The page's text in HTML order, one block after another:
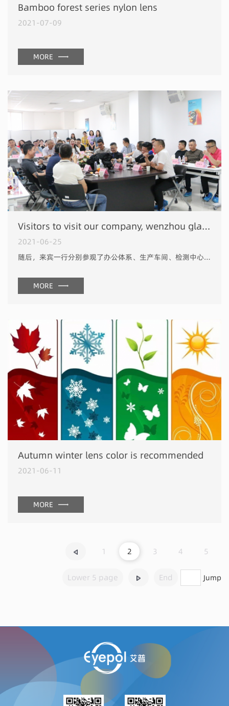
Bamboo forest series nylon lens
2021-07-09
MORE
Visitors to visit our company, wenzhou glasses chamber of commerce exchange experience go forward hand in hand
2021-06-25
随后，来宾一行分别参观了办公体系、生产车间、检测中心等相关功能区域，并在以吴建选副总经理为代表的陪同人员下逐一了解公司近年来在产品类别、科研创新、企业文化建设、企业发展成果以及今后的发展思路等情况...
MORE
Autumn winter lens color is recommended
2021-06-11
MORE
1 2 3 4 5
Lower 5 page End Jump